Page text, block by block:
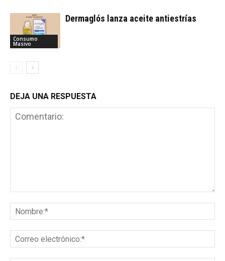
Consumo
Masivo
Dermaglós lanza aceite antiestrías
DEJA UNA RESPUESTA